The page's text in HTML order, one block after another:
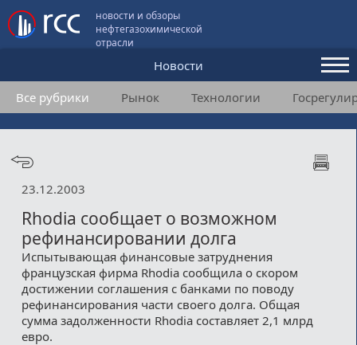
новости и обзоры
нефтегазохимической
отрасли
Новости
Аналитика и мнения
Конференции
Пользовательское соглашение
Медиакит
Контакты
Все рубрики Рынок Технологии
23.12.2003
Rhodia сообщает о возможном
рефинансировании долга
Испытывающая финансовые затруднения
французская фирма Rhodia сообщила о скором
достижении соглашения с банками по поводу
рефинансирования части своего долга. Общая
сумма задолженности Rhodia составляет 2,1 млрд
евро.